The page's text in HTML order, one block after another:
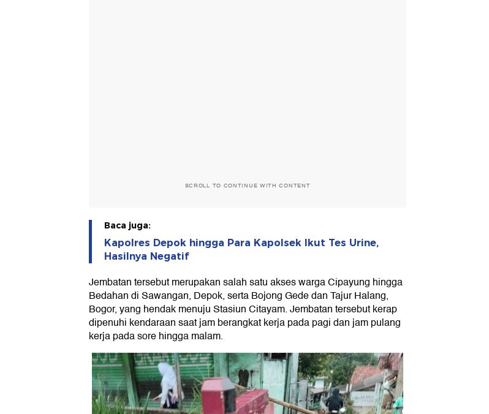
SCROLL TO CONTINUE WITH CONTENT
Baca juga:
Kapolres Depok hingga Para Kapolsek Ikut Tes Urine,
Hasilnya Negatif
Jembatan tersebut merupakan salah satu akses warga Cipayung hingga
Bedahan di Sawangan, Depok, serta Bojong Gede dan Tajur Halang,
Bogor, yang hendak menuju Stasiun Citayam. Jembatan tersebut kerap
dipenuhi kendaraan saat jam berangkat kerja pada pagi dan jam pulang
kerja pada sore hingga malam.